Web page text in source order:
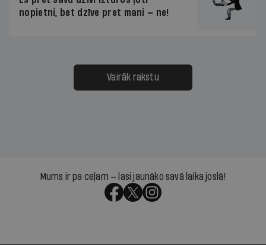
nopietni, bet dzīve pret mani — ne!
Vairāk rakstu
Mums ir pa ceļam — lasi jaunāko savā laika joslā!